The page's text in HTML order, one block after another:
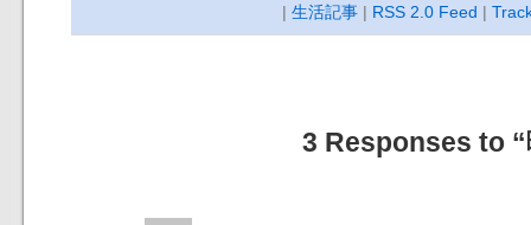
| 生活記事 | RSS 2.0 Feed |
3 Responses to “